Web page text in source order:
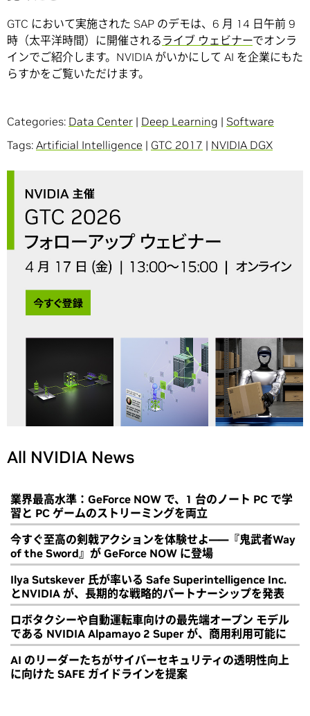
GTC において実施された SAP のデモは、6 月 14 日午前 9
時（太平洋時間）に開催される ライブ ウェビナーでオンラ
インでご紹介します。NVIDIA がいかにして AI を企業にもた
らすかをご覧いただけます。
Categories: Data Center | Deep Learning | Software
Tags: Artificial Intelligence | GTC 2017 | NVIDIA DGX
All NVIDIA News
業界最高水準：GeForce NOW で、1 台のノート PC で学
習と PC ゲームのストリーミングを両立
今すぐ至高の剣戟アクションを体験せよ――『鬼武者Way
of the Sword』が GeForce NOW に登場
Ilya Sutskever 氏が率いる Safe Superintelligence Inc.
とNVIDIA が、長期的な戦略的パートナーシップを発表
ロボタクシーや自動運転車向けの最先端オープン モデル
である NVIDIA Alpamayo 2 Super が、商用利用可能に
AI のリーダーたちがサイバーセキュリティの透明性向上
に向けた SAFE ガイドラインを提案